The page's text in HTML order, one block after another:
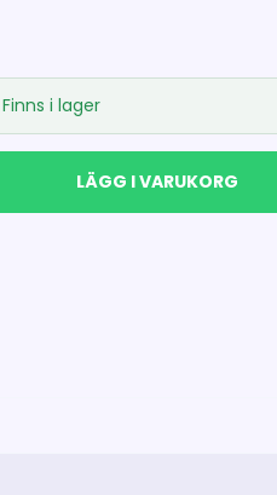
Finns i lager
LÄGG I VARUKORG